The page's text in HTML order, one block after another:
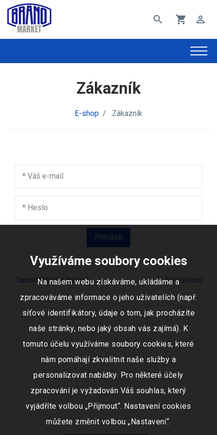
search shopping_cart perm_identity
Zákazník
E-shop / Zákazník
* Váš e-mail
* Heslo
Zapomněli jste heslo? Registrace
Využíváme soubory cookies
Na našem webu získáváme, ukládáme a
zpracováváme informace o jeho uživatelích (např.
síťové identifikátory, údaje o tom, jak procházíte
naše stránky, nebo jaký obsah vás zajímá). K
tomuto účelu využíváme soubory cookies, které
nám pomáhají zkvalitnit naše služby a
personalizovat nabídky. Pro některé účely
zpracování je vyžadován Váš souhlas, který
vyjádříte volbou „Přijmout“. Nastavení cookies
můžete změnit volbou „Nastavení“.